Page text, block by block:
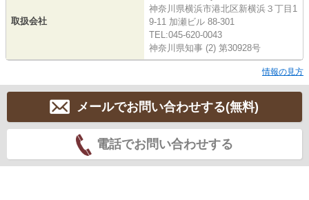
取扱会社
神奈川県横浜市港北区新横浜３丁目1
9-11 加瀬ビル 88-301
TEL:045-620-0043
神奈川県知事 (2) 第30928号
情報の見方
メールでお問い合わせする(無料)
電話でお問い合わせする